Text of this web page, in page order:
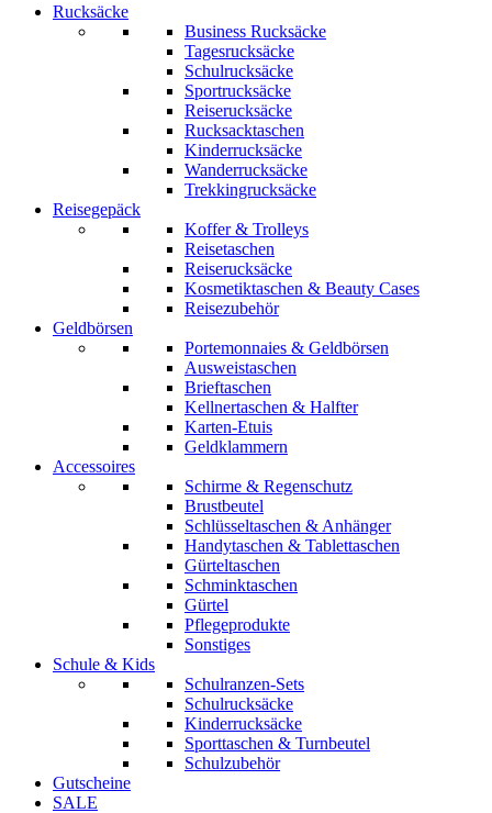
Rucksäcke
Business Rucksäcke
Tagesrucksäcke
Schulrucksäcke
Sportrucksäcke
Reiserucksäcke
Rucksacktaschen
Kinderrucksäcke
Wanderrucksäcke
Trekkingrucksäcke
Reisegepäck
Koffer & Trolleys
Reisetaschen
Reiserucksäcke
Kosmetiktaschen & Beauty Cases
Reisezubehör
Geldbörsen
Portemonnaies & Geldbörsen
Ausweistaschen
Brieftaschen
Kellnertaschen & Halfter
Karten-Etuis
Geldklammern
Accessoires
Schirme & Regenschutz
Brustbeutel
Schlüsseltaschen & Anhänger
Handytaschen & Tablettaschen
Gürteltaschen
Schminktaschen
Gürtel
Pflegeprodukte
Sonstiges
Schule & Kids
Schulranzen-Sets
Schulrucksäcke
Kinderrucksäcke
Sporttaschen & Turnbeutel
Schulzubehör
Gutscheine
SALE